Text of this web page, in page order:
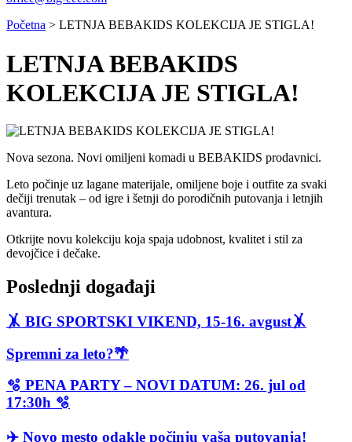
Početna > LETNJA BEBAKIDS KOLEKCIJA JE STIGLA!
LETNJA BEBAKIDS
KOLEKCIJA JE STIGLA!
Nova sezona. Novi omiljeni komadi u BEBAKIDS prodavnici.
Leto počinje uz lagane materijale, omiljene boje i outfite za svaki
dečiji trenutak – od igre i šetnji do porodičnih putovanja i letnjih
avantura.
Otkrijte novu kolekciju koja spaja udobnost, kvalitet i stil za
devojčice i dečake.
Poslednji događaji
🤸 BIG SPORTSKI VIKEND, 15-16. avgust🤸
Spremni za leto?🌴
🫧 PENA PARTY – NOVI DATUM: 26. jul od
17:30h 🫧
✈️ Novo mesto odakle počinju vaša putovanja!